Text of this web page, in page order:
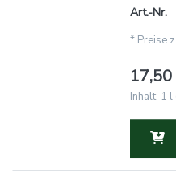
Art.-Nr.
* Preise
Inhalt: 1